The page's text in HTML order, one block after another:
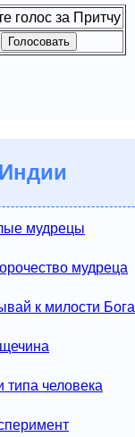
голос за Притчу
мудрецы
мудреца
к милости Бога
типа человека